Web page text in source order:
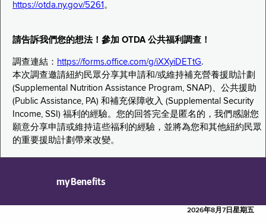
https://otda.ny.gov/5261 。
請告訴我們您的想法！參加 OTDA 公共福利調查！
調查連結： https://forms.office.com/g/iXXyiDETtG.
本次調查邀請紐約民眾分享其申請和/或維持補充營養援助計劃
(Supplemental Nutrition Assistance Program, SNAP)、公共援助
(Public Assistance, PA) 和補充保障收入 (Supplemental Security
Income, SSI) 福利的經驗。您的回答完全是匿名的，我們感謝您
願意分享申請或維持這些福利的經驗，並將為您和其他紐約民眾
的重要援助計劃帶來改變。
myBenefits
2026年8月7日星期五